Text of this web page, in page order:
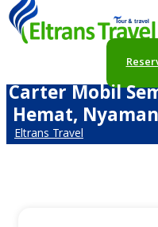
Carter Mobil
Hemat,
Eltrans Travel